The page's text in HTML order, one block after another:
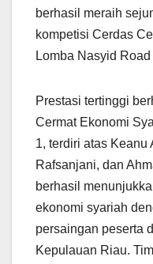
berhasil meraih
kompetisi Cerdas
Lomba Nasyid
Prestasi tertinggi
Cermat Ekonomi
1, terdiri atas Keanu
Rafsanjani, dan
berhasil
ekonomi syariah
persaingan peserta
Kepulauan Riau.